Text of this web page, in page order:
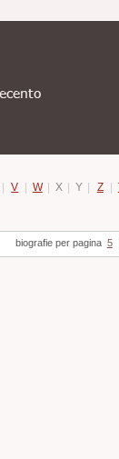
| V | W | X | Y | Z |
biografie per pagina 5